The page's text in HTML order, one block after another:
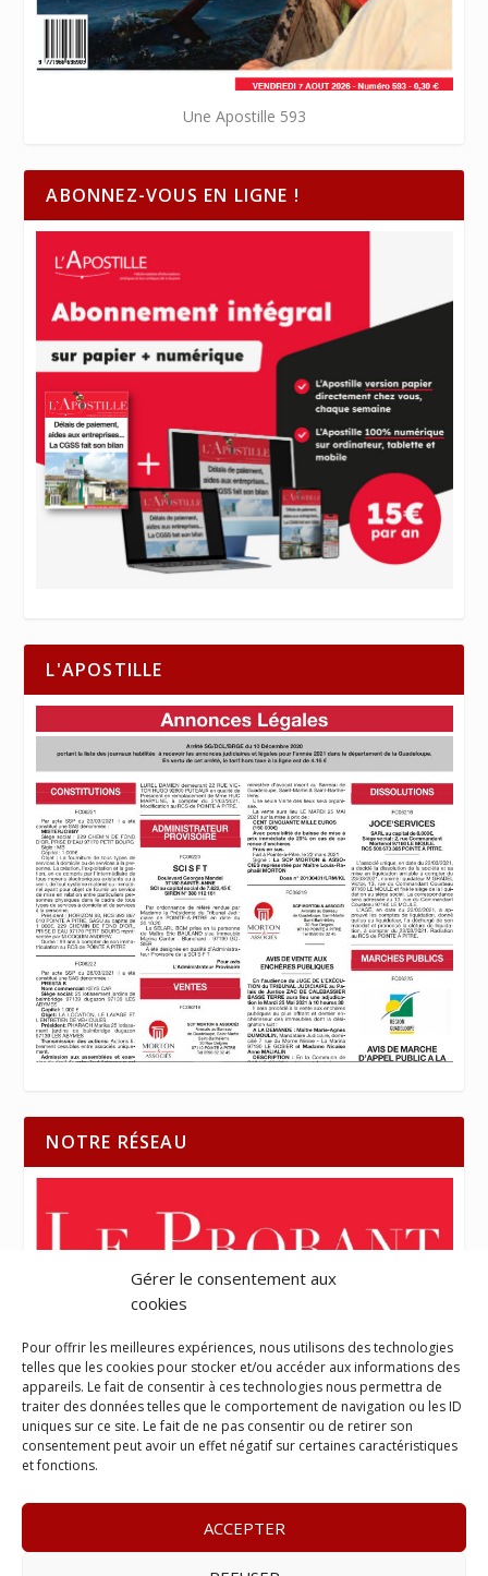
Gérer le consentement aux
cookies
Pour offrir les meilleures expériences, nous utilisons des technologies
telles que les cookies pour stocker et/ou accéder aux informations des
appareils. Le fait de consentir à ces technologies nous permettra de
traiter des données telles que le comportement de navigation ou les ID
uniques sur ce site. Le fait de ne pas consentir ou de retirer son
consentement peut avoir un effet négatif sur certaines caractéristiques
et fonctions.
ACCEPTER
Une Apostille 593
ABONNEZ-VOUS EN LIGNE !
L'APOSTILLE
NOTRE RÉSEAU